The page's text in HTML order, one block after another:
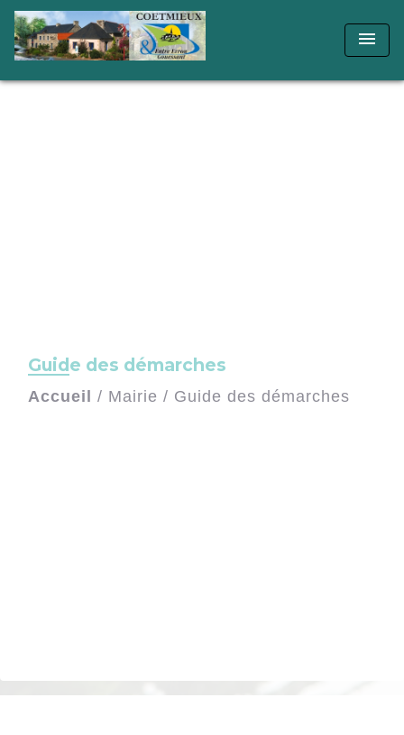
menu
Guide des démarches
Accueil / Mairie / Guide des démarches